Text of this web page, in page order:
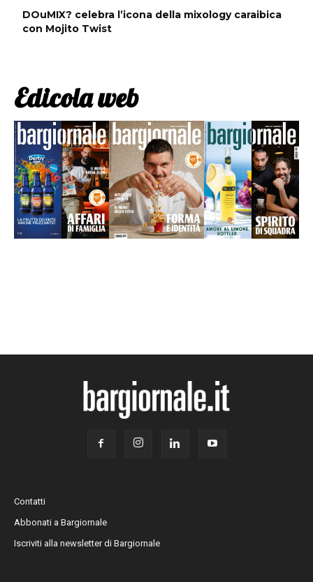
DOuMIX? celebra l’icona della mixology caraibica
con Mojito Twist
Edicola web
Contatti
Abbonati a Bargiornale
Iscriviti alla newsletter di Bargiornale